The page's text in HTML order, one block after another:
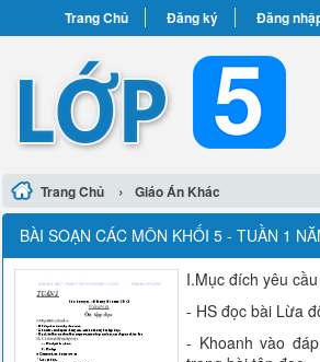
Trang Chủ Đăng ký Đăng
Trang Chủ › Giáo Án Khác
BÀI SOẠN CÁC MÔN KHỐI 5 - TUẦN 1
I.Mục đích yêu
- HS đọc bài Lừa
- Khoanh vào